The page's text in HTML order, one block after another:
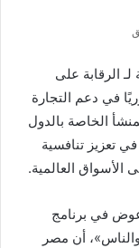
الرقابة على
في دعم التجارة
الخاصة بالدول
تعزيز تنافسية
الأسواق العالمية.
عوض في برنامج
أن مصر